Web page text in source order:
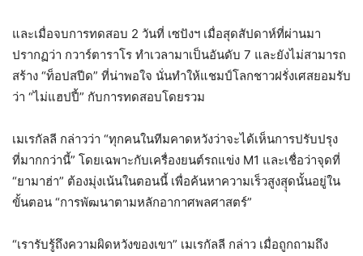
และเมื่อจบการทดสอบ 2 วันที่ เซปังฯ เมื่อสุดสัปดาห์ที่ผ่านมา
ปรากฏว่า กวาร์ตาราโร ทำเวลามาเป็นอันดับ 7 และยังไม่สามารถ
สร้าง “ท็อปสปีด” ที่น่าพอใจ นั่นทำให้แชมป์โลกชาวฝรั่งเศสยอมรับ
ว่า “ไม่แฮปปี้” กับการทดสอบโดยรวม
เมเรกัลลี กล่าวว่า “ทุกคนในทีมคาดหวังว่าจะได้เห็นการปรับปรุง
ที่มากกว่านี้” โดยเฉพาะกับเครื่องยนต์รถแข่ง M1 และเชื่อว่าจุดที่
“ยามาฮ่า” ต้องมุ่งเน้นในตอนนี้ เพื่อค้นหาความเร็วสูงสุุดนั้นอยู่ใน
ขั้นตอน “การพัฒนาตามหลักอากาศพลศาสตร์”
“เรารับรู้ถึงความผิดหวังของเขา” เมเรกัลลี กล่าว เมื่อถูกถามถึง